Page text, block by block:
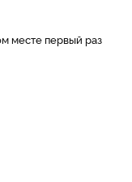
месте первый раз